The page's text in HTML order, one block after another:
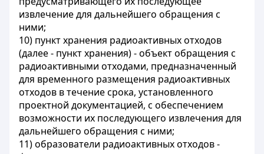
извлечение для дальнейшего обращения с
ними;
10) пункт хранения радиоактивных отходов
(далее - пункт хранения) - объект обращения с
радиоактивными отходами, предназначенный
для временного размещения радиоактивных
отходов в течение срока, установленного
проектной документацией, с обеспечением
возможности их последующего извлечения для
дальнейшего обращения с ними;
11) образователи радиоактивных отходов -